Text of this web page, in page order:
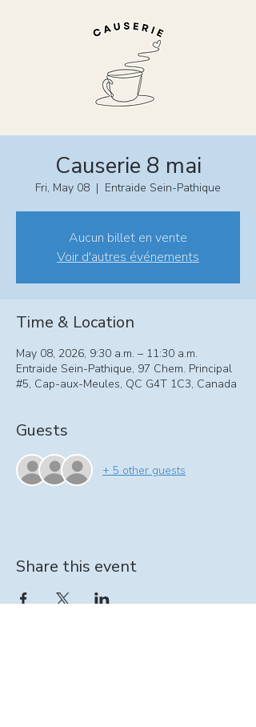
Causerie 8 mai
Fri, May 08
  |
Entraide Sein-Pathique
Aucun billet en vente
Voir d'autres événements
Time & Location
May 08, 2026, 9:30 a.m. – 11:30 a.m.
Entraide Sein-Pathique, 97 Chem. Principal
#5, Cap-aux-Meules, QC G4T 1C3, Canada
Guests
+ 5 other guests
Share this event